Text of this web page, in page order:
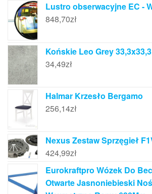
Lustro obserwacyjne EC -
848,70zł
Końskie Leo Grey 33,3x33,3
34,49zł
Halmar Krzesło Bergamo
256,14zł
Nexus Zestaw Sprzęgieł
424,99zł
Eurokraftpro Wózek Do
Otwarte Jasnoniebieski